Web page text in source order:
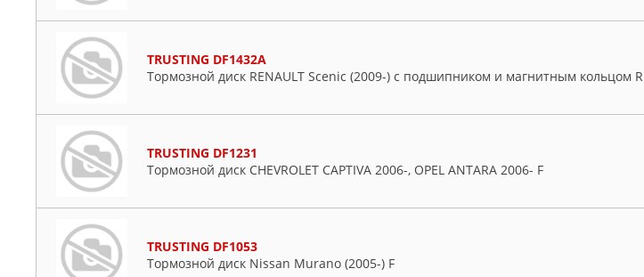
TRUSTING DF1432A
Тормозной диск RENAULT Scenic (2009-) с подшипником и магнитным кольцом R
TRUSTING DF1231
Тормозной диск CHEVROLET CAPTIVA 2006-, OPEL ANTARA 2006- F
TRUSTING DF1053
Тормозной диск Nissan Murano (2005-) F